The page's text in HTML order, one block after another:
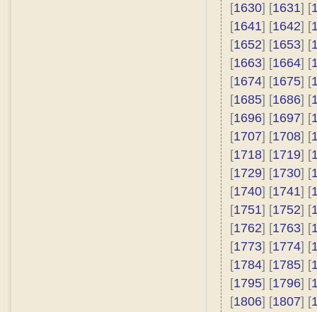
[1630] [1631] [
[1641] [1642] [
[1652] [1653] [
[1663] [1664] [
[1674] [1675] [
[1685] [1686] [
[1696] [1697] [
[1707] [1708] [
[1718] [1719] [
[1729] [1730] [
[1740] [1741] [
[1751] [1752] [
[1762] [1763] [
[1773] [1774] [
[1784] [1785] [
[1795] [1796] [
[1806] [1807] [